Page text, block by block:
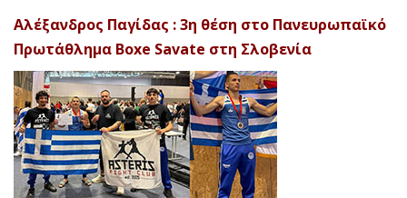
Αλέξανδρος Παγίδας : 3η θέση στο Πανευρωπαϊκό
Πρωτάθλημα Boxe Savate στη Σλοβενία